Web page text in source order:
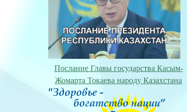
Послание Главы государства Касым-
Жомарта Токаева народу Казахстана